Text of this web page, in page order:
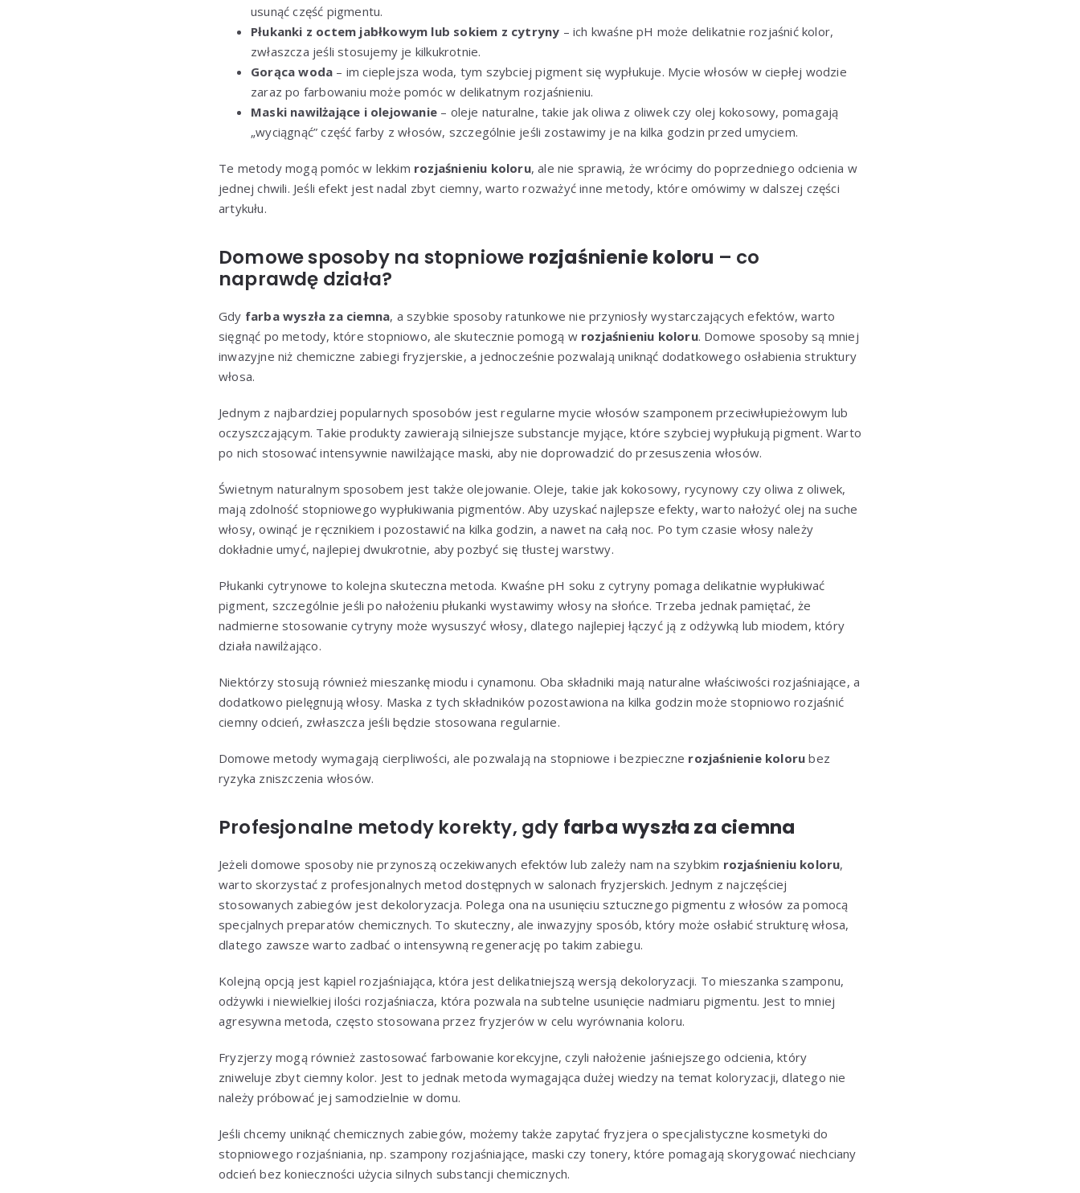
usunąć część pigmentu.
Płukanki z octem jabłkowym lub sokiem z cytryny – ich kwaśne pH może delikatnie rozjaśnić kolor,
zwłaszcza jeśli stosujemy je kilkukrotnie.
Gorąca woda – im cieplejsza woda, tym szybciej pigment się wypłukuje. Mycie włosów w ciepłej wodzie
zaraz po farbowaniu może pomóc w delikatnym rozjaśnieniu.
Maski nawilżające i olejowanie – oleje naturalne, takie jak oliwa z oliwek czy olej kokosowy, pomagają
„wyciągnąć” część farby z włosów, szczególnie jeśli zostawimy je na kilka godzin przed umyciem.
Te metody mogą pomóc w lekkim rozjaśnieniu koloru, ale nie sprawią, że wrócimy do poprzedniego odcienia w
jednej chwili. Jeśli efekt jest nadal zbyt ciemny, warto rozważyć inne metody, które omówimy w dalszej części
artykułu.
Domowe sposoby na stopniowe rozjaśnienie koloru – co
naprawdę działa?
Gdy farba wyszła za ciemna, a szybkie sposoby ratunkowe nie przyniosły wystarczających efektów, warto
sięgnąć po metody, które stopniowo, ale skutecznie pomogą w rozjaśnieniu koloru. Domowe sposoby są mniej
inwazyjne niż chemiczne zabiegi fryzjerskie, a jednocześnie pozwalają uniknąć dodatkowego osłabienia struktury
włosa.
Jednym z najbardziej popularnych sposobów jest regularne mycie włosów szamponem przeciwłupieżowym lub
oczyszczającym. Takie produkty zawierają silniejsze substancje myjące, które szybciej wypłukują pigment. Warto
po nich stosować intensywnie nawilżające maski, aby nie doprowadzić do przesuszenia włosów.
Świetnym naturalnym sposobem jest także olejowanie. Oleje, takie jak kokosowy, rycynowy czy oliwa z oliwek,
mają zdolność stopniowego wypłukiwania pigmentów. Aby uzyskać najlepsze efekty, warto nałożyć olej na suche
włosy, owinąć je ręcznikiem i pozostawić na kilka godzin, a nawet na całą noc. Po tym czasie włosy należy
dokładnie umyć, najlepiej dwukrotnie, aby pozbyć się tłustej warstwy.
Płukanki cytrynowe to kolejna skuteczna metoda. Kwaśne pH soku z cytryny pomaga delikatnie wypłukiwać
pigment, szczególnie jeśli po nałożeniu płukanki wystawimy włosy na słońce. Trzeba jednak pamiętać, że
nadmierne stosowanie cytryny może wysuszyć włosy, dlatego najlepiej łączyć ją z odżywką lub miodem, który
działa nawilżająco.
Niektórzy stosują również mieszankę miodu i cynamonu. Oba składniki mają naturalne właściwości rozjaśniające, a
dodatkowo pielęgnują włosy. Maska z tych składników pozostawiona na kilka godzin może stopniowo rozjaśnić
ciemny odcień, zwłaszcza jeśli będzie stosowana regularnie.
Domowe metody wymagają cierpliwości, ale pozwalają na stopniowe i bezpieczne rozjaśnienie koloru bez
ryzyka zniszczenia włosów.
Profesjonalne metody korekty, gdy farba wyszła za ciemna
Jeżeli domowe sposoby nie przynoszą oczekiwanych efektów lub zależy nam na szybkim rozjaśnieniu koloru,
warto skorzystać z profesjonalnych metod dostępnych w salonach fryzjerskich. Jednym z najczęściej
stosowanych zabiegów jest dekoloryzacja. Polega ona na usunięciu sztucznego pigmentu z włosów za pomocą
specjalnych preparatów chemicznych. To skuteczny, ale inwazyjny sposób, który może osłabić strukturę włosa,
dlatego zawsze warto zadbać o intensywną regenerację po takim zabiegu.
Kolejną opcją jest kąpiel rozjaśniająca, która jest delikatniejszą wersją dekoloryzacji. To mieszanka szamponu,
odżywki i niewielkiej ilości rozjaśniacza, która pozwala na subtelne usunięcie nadmiaru pigmentu. Jest to mniej
agresywna metoda, często stosowana przez fryzjerów w celu wyrównania koloru.
Fryzjerzy mogą również zastosować farbowanie korekcyjne, czyli nałożenie jaśniejszego odcienia, który
zniweluje zbyt ciemny kolor. Jest to jednak metoda wymagająca dużej wiedzy na temat koloryzacji, dlatego nie
należy próbować jej samodzielnie w domu.
Jeśli chcemy uniknąć chemicznych zabiegów, możemy także zapytać fryzjera o specjalistyczne kosmetyki do
stopniowego rozjaśniania, np. szampony rozjaśniające, maski czy tonery, które pomagają skorygować niechciany
odcień bez konieczności użycia silnych substancji chemicznych.